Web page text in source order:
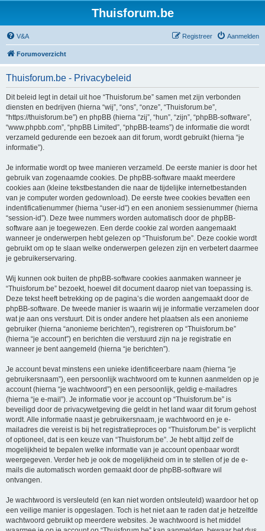
Thuisforum.be
V&A Aanmelden
Registreer
Forumoverzicht
Thuisforum.be - Privacybeleid
Dit beleid legt in detail uit hoe “Thuisforum.be” samen met zijn verbonden
diensten en bedrijven (hierna “wij”, “ons”, “onze”, “Thuisforum.be”,
“https://thuisforum.be”) en phpBB (hierna “zij”, “hun”, “zijn”, “phpBB-software”,
“www.phpbb.com”, “phpBB Limited”, “phpBB-teams”) de informatie die wordt
verzameld gedurende een bezoek aan dit forum, wordt gebruikt (hierna “je
informatie”).
Je informatie wordt op twee manieren verzameld. De eerste manier is door het
gebruik van zogenaamde cookies. De phpBB-software maakt meerdere
cookies aan (kleine tekstbestanden die naar de tijdelijke internetbestanden
van je computer worden gedownload). De eerste twee cookies bevatten een
indentificatienummer (hierna “user-id”) en een anoniem sessienummer (hierna
“session-id”). Deze twee nummers worden automatisch door de phpBB-
software aan je toegewezen. Een derde cookie zal worden aangemaakt
wanneer je onderwerpen hebt gelezen op “Thuisforum.be”. Deze cookie wordt
gebruikt om op te slaan welke onderwerpen gelezen zijn en verbetert daarmee
je gebruikerservaring.
Wij kunnen ook buiten de phpBB-software cookies aanmaken wanneer je
“Thuisforum.be” bezoekt, hoewel dit document daarop niet van toepassing is.
Deze tekst heeft betrekking op de pagina’s die worden aangemaakt door de
phpBB-software. De tweede manier is waarin wij je informatie verzamelen door
wat je aan ons verstuurt. Dit is onder andere het plaatsen als een anonieme
gebruiker (hierna “anonieme berichten”), registreren op “Thuisforum.be”
(hierna “je account”) en berichten die verstuurd zijn na je registratie en
wanneer je bent aangemeld (hierna “je berichten”).
Je account bevat minstens een unieke identificeerbare naam (hierna “je
gebruikersnaam”), een persoonlijk wachtwoord om te kunnen aanmelden op je
account (hierna “je wachtwoord”) en een persoonlijk, geldig e-mailadres
(hierna “je e-mail”). Je informatie voor je account op “Thuisforum.be” is
beveiligd door de privacywetgeving die geldt in het land waar dit forum gehost
wordt. Alle informatie naast je gebruikersnaam, je wachtwoord en je e-
mailadres die vereist is bij het registratieproces op “Thuisforum.be” is verplicht
of optioneel, dat is een keuze van “Thuisforum.be”. Je hebt altijd zelf de
mogelijkheid te bepalen welke informatie van je account openbaar wordt
weergegeven. Verder heb je ook de mogelijkheid om in te stellen of je de e-
mails die automatisch worden gemaakt door de phpBB-software wil
ontvangen.
Je wachtwoord is versleuteld (en kan niet worden ontsleuteld) waardoor het op
een veilige manier is opgeslagen. Toch is het niet aan te raden dat je hetzelfde
wachtwoord gebruikt op meerdere websites. Je wachtwoord is het middel